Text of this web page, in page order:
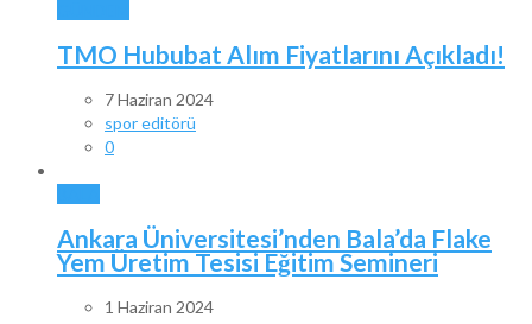
TMO Hububat Alım Fiyatlarını Açıkladı!
7 Haziran 2024
spor editörü
0
Ankara Üniversitesi’nden Bala’da Flake
Yem Üretim Tesisi Eğitim Semineri
1 Haziran 2024